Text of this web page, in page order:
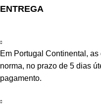
ENTREGA
Em Portugal Continental,
norma, no prazo de 5 dias
pagamento.